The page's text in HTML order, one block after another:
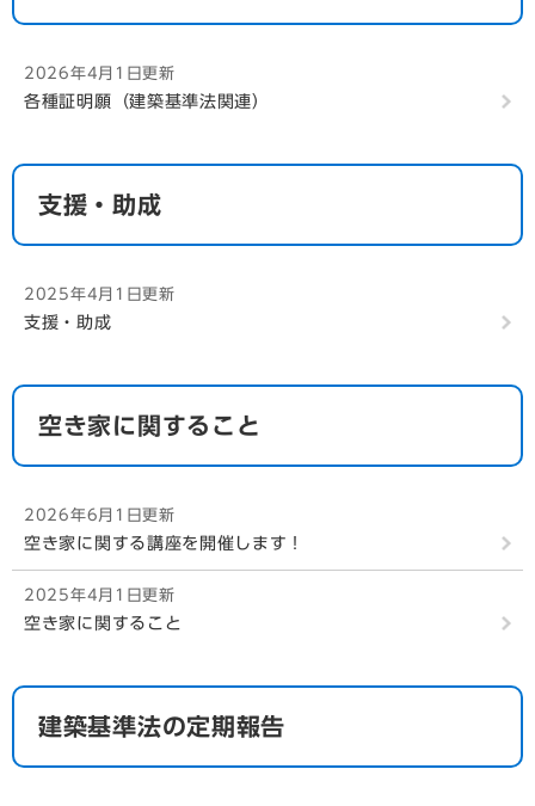
2026年4月1日更新
各種証明願（建築基準法関連）
支援・助成
2025年4月1日更新
支援・助成
空き家に関すること
2026年6月1日更新
空き家に関する講座を開催します！
2025年4月1日更新
空き家に関すること
建築基準法の定期報告